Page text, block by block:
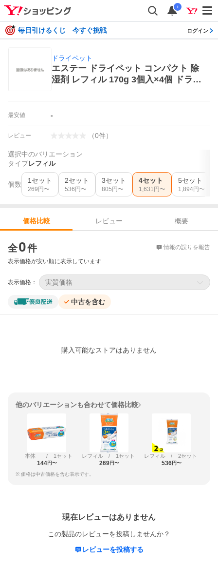
i
毎日引けるくじ 今すぐ挑戦 ログイン
ドライペット
エステー ドライペット コンパクト 除
湿剤 レフィル 170g 3個入×4個 ドライ
最安値 -
レビュー （0件）
選択中のバリエーション
タイプレフィル
個数 1セット
269 円〜
2セット
536 円〜
3セット
805 円〜
4セット
1,631 円〜
5セット
1,894円〜
価格比較 レビュー
概要
全0件 情報の誤りを報告
表示価格が安い順に表示しています
表示価格： 実質価格
中古を含む
購入可能なストアはありません
他のバリエーションも合わせて価格比較
本体 / 1セット
144円〜
レフィル / 1セット
269円〜
レフィル / 2セット
536円〜
※ 価格は中古価格を含む表示です。
現在レビューはありません
この製品のレビューを投稿しませんか？
レビューを投稿する